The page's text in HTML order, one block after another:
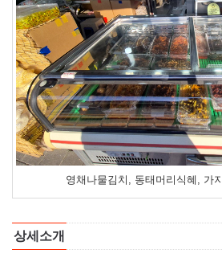
영채나물김치, 동태머리식혜, 가
상세소개